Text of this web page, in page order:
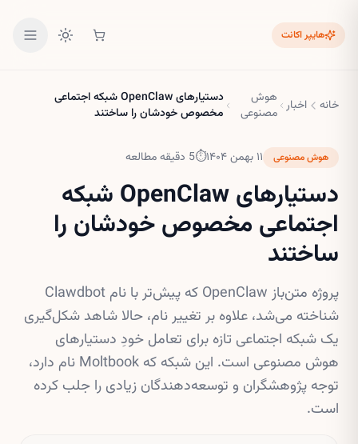
هایپر اکانت
خانه اخبار هوش
مصنوعی
دستیارهای OpenClaw شبکه اجتماعی
مخصوص خودشان را ساختند
هوش مصنوعی ۱۱ بهمن ۱۴۰۴ ⏱
5 دقیقه مطالعه
دستیارهای OpenClaw شبکه
اجتماعی مخصوص خودشان را
ساختند
پروژه متن‌باز OpenClaw که پیش‌تر با نام Clawdbot
شناخته می‌شد، علاوه بر تغییر نام، حالا شاهد شکل‌گیری
یک شبکه اجتماعی تازه برای تعامل خودِ دستیارهای
هوش مصنوعی است. این شبکه که Moltbook نام دارد،
توجه پژوهشگران و توسعه‌دهندگان زیادی را جلب کرده
است.